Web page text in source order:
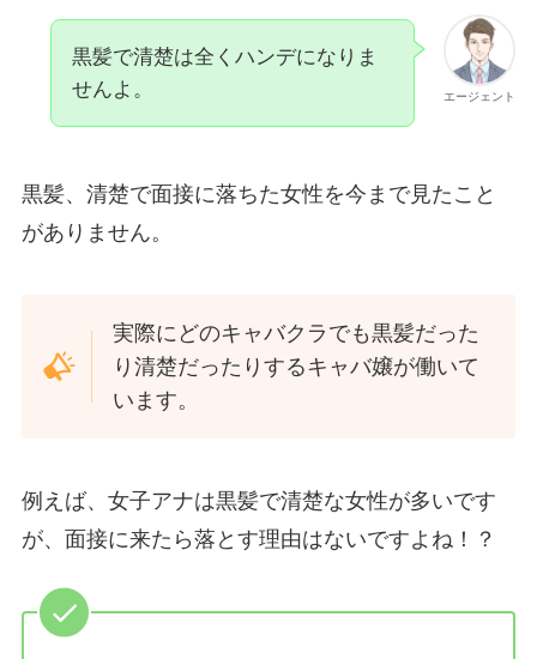
エージェント
黒髪で清楚は全くハンデになりま
せんよ。
黒髪、清楚で面接に落ちた女性を今まで見たこと
がありません。
実際にどのキャバクラでも黒髪だった
り清楚だったりするキャバ嬢が働いて
います。
例えば、女子アナは黒髪で清楚な女性が多いです
が、面接に来たら落とす理由はないですよね！？